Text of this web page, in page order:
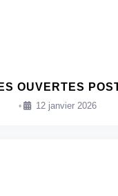
OUVERTES
• 12 janvier 2026